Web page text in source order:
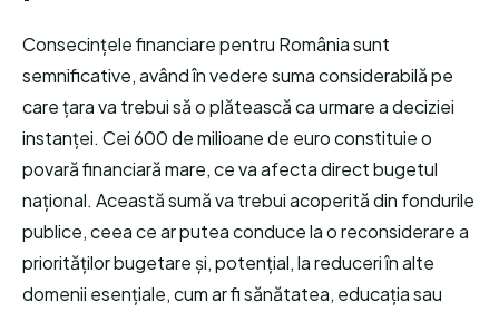
Consecințele financiare pentru România sunt
semnificative, având în vedere suma considerabilă pe
care țara va trebui să o plătească ca urmare a deciziei
instanței. Cei 600 de milioane de euro constituie o
povară financiară mare, ce va afecta direct bugetul
național. Această sumă va trebui acoperită din fondurile
publice, ceea ce ar putea conduce la o reconsiderare a
priorităților bugetare și, potențial, la reduceri în alte
domenii esențiale, cum ar fi sănătatea, educația sau